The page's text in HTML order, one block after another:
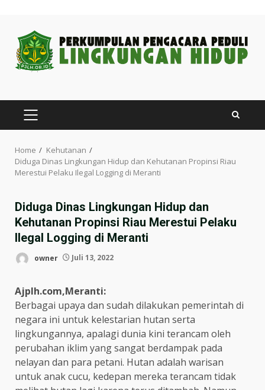
content
PRIMARY
MENU
Home
Kehutanan
Diduga Dinas Lingkungan Hidup dan Kehutanan Propinsi Riau
Merestui Pelaku Ilegal Logging di Meranti
Diduga Dinas Lingkungan Hidup dan
Kehutanan Propinsi Riau Merestui Pelaku
Ilegal Logging di Meranti
owner Juli 13, 2022
Ajplh.com,Meranti:
Berbagai upaya dan sudah dilakukan pemerintah di
negara ini untuk kelestarian hutan serta
lingkungannya, apalagi dunia kini terancam oleh
perubahan iklim yang sangat berdampak pada
nelayan dan para petani. Hutan adalah warisan
untuk anak cucu, kedepan mereka terancam tidak